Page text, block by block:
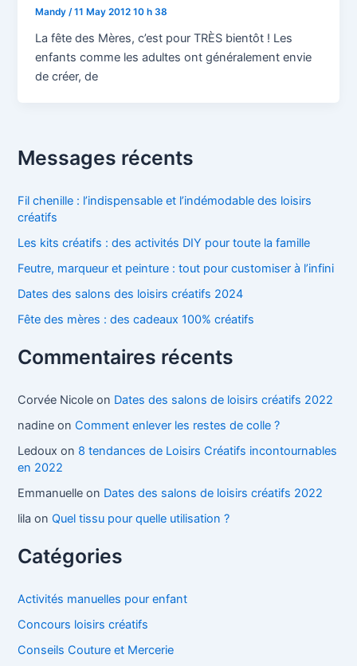
Mandy /11 May 2012 10 h 38
La fête des Mères, c’est pour TRÈS bientôt ! Les
enfants comme les adultes ont généralement envie
de créer, de
Messages récents
Fil chenille : l’indispensable et l’indémodable des loisirs
créatifs
Les kits créatifs : des activités DIY pour toute la famille
Feutre, marqueur et peinture : tout pour customiser à l’infini
Dates des salons des loisirs créatifs 2024
Fête des mères : des cadeaux 100% créatifs
Commentaires récents
Corvée Nicole on Dates des salons de loisirs créatifs 2022
nadine on Comment enlever les restes de colle ?
Ledoux on 8 tendances de Loisirs Créatifs incontournables
en 2022
Emmanuelle on Dates des salons de loisirs créatifs 2022
lila on Quel tissu pour quelle utilisation ?
Catégories
Activités manuelles pour enfant
Concours loisirs créatifs
Conseils Couture et Mercerie